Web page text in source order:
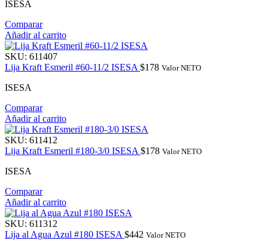
ISESA
Comparar
Añadir al carrito
SKU: 611407
Lija Kraft Esmeril #60-11/2 ISESA $178 Valor NETO
ISESA
Comparar
Añadir al carrito
SKU: 611412
Lija Kraft Esmeril #180-3/0 ISESA $178 Valor NETO
ISESA
Comparar
Añadir al carrito
SKU: 611312
Lija al Agua Azul #180 ISESA $442 Valor NETO